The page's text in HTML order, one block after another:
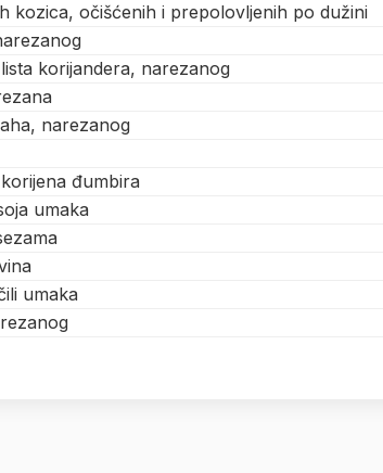
kozica, očišćenih i prepolovljenih po dužini
korijandera, narezanog
narezanog
đumbira
umaka
umaka